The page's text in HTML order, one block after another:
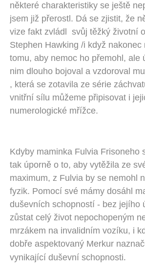
některé charakteristiky se ještě
jsem již přerostl. Dá se zjistit, že
vize fakt zvládl svůj těžký životní
Stephen Hawking /i když nakonec
tomu, aby nemoc ho přemohl, ale
nim dlouho bojoval a vzdoroval
, která se zotavila ze série
vnitřní sílu můžeme připisovat i
numerologické mřížce.
Kdyby maminka Fulvia Frisoneho
tak úporně o to, aby vytěžila ze
maximum, z Fulvia by se nemohl
fyzik. Pomocí své mámy dosáhl
duševních schopností - bez jejího
zůstat celý život nepochopeným
mrzákem na invalidním vozíku, i
dobře aspektovaný Merkur
vynikající duševní schopnosti.